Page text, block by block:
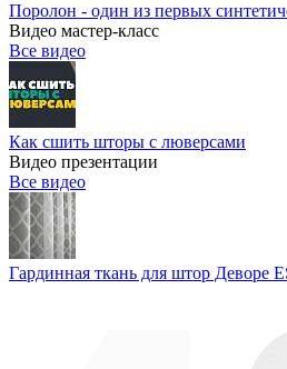
Поролон - один из первых
Видео мастер-класс
Все видео
Как сшить шторы с люверсами
Видео презентации
Все видео
Гардинная ткань для штор Деворе